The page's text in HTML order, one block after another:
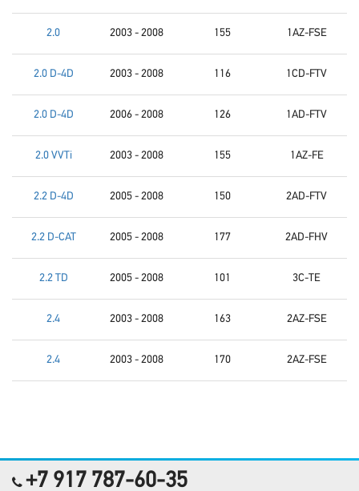
2.0 2003 - 2008 155 1AZ-FSE
2.0 D-4D 2003 - 2008 116 1CD-FTV
2.0 D-4D 2006 - 2008 126 1AD-FTV
2.0 VVTi 2003 - 2008 155 1AZ-FE
2.2 D-4D 2005 - 2008 150 2AD-FTV
2.2 D-CAT 2005 - 2008 177 2AD-FHV
2.2 TD 2005 - 2008 101 3C-TE
2.4 2003 - 2008 163 2AZ-FSE
2.4 2003 - 2008 170 2AZ-FSE
+7 917 787-60-35